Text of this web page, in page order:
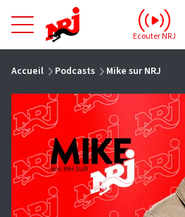
NRJ - Accueil
Ecouter NRJ
Accueil Podcasts Mike sur NRJ